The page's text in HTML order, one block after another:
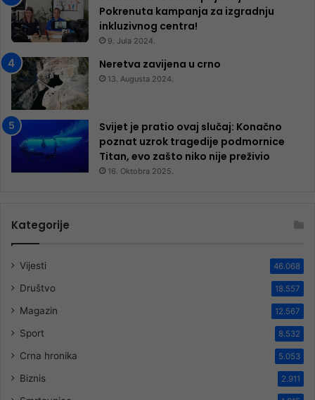
Pokrenuta kampanja za izgradnju
inkluzivnog centra!
9. Jula 2024.
Neretva zavijena u crno
13. Augusta 2024.
Svijet je pratio ovaj slučaj: Konačno
poznat uzrok tragedije podmornice
Titan, evo zašto niko nije preživio
16. Oktobra 2025.
Kategorije
Vijesti 46.068
Društvo 18.557
Magazin 12.567
Sport 8.532
Crna hronika 5.053
Biznis 2.911